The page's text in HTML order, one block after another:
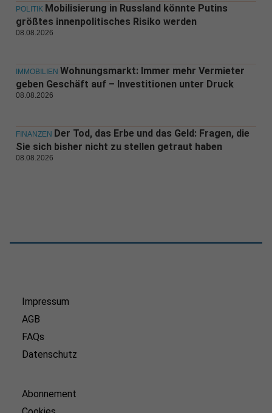
POLITIK Mobilisierung in Russland könnte Putins
größtes innenpolitisches Risiko werden
08.08.2026
IMMOBILIEN Wohnungsmarkt: Immer mehr Vermieter
geben Geschäft auf – Investitionen unter Druck
08.08.2026
FINANZEN Der Tod, das Erbe und das Geld: Fragen, die
Sie sich bisher nicht zu stellen getraut haben
08.08.2026
Impressum
AGB
FAQs
Datenschutz
Abonnement